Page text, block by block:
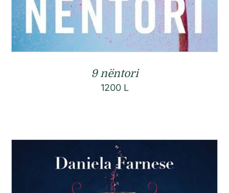
9 nëntori
1200 L